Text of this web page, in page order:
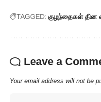
TAGGED: குழந்தைகள் தின
Leave a
Your email address will not be